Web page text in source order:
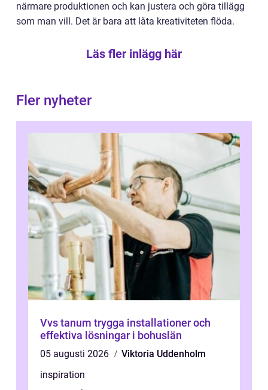
närmare produktionen och kan justera och göra tillägg
som man vill. Det är bara att låta kreativiteten flöda.
Läs fler inlägg här
Fler nyheter
Vvs tanum trygga installationer och
effektiva lösningar i bohuslän
05 augusti 2026
Viktoria Uddenholm
inspiration